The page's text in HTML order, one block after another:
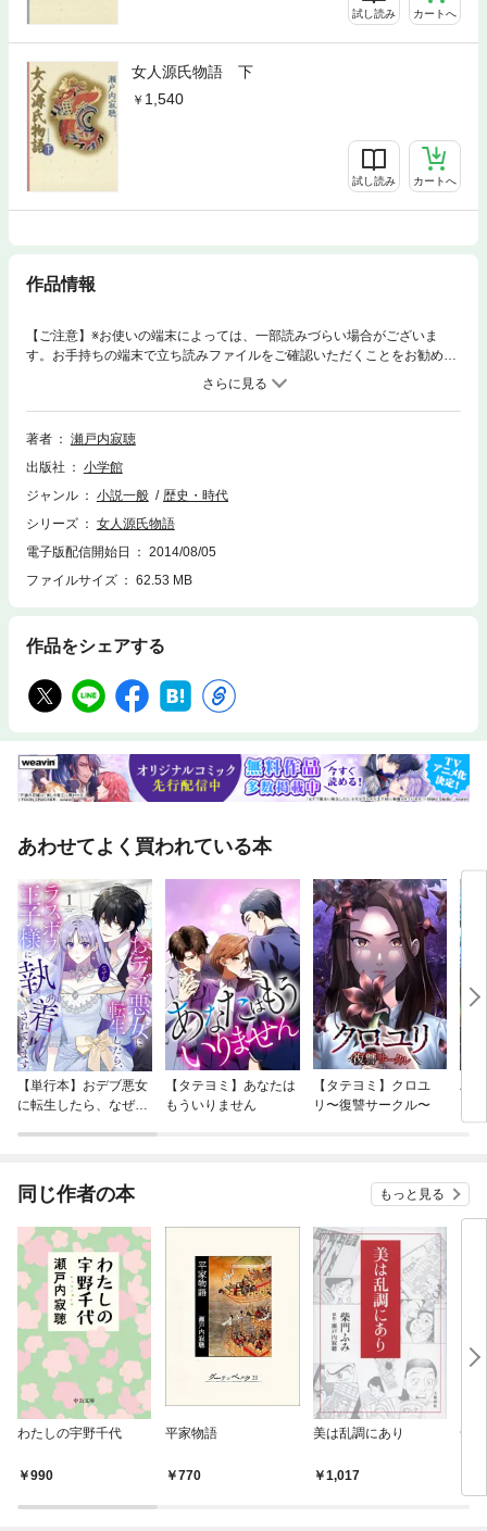
試し読み カートへ
女人源氏物語 下
1,540
試し読み カートへ
作品情報
【ご注意】※お使いの端末によっては、一部読みづらい場合がございま
す。お手持ちの端末で立ち読みファイルをご確認いただくことをお勧めし
ます。女三の宮、宇治の大君・中の君、浮舟など、主だった女性たちの登
場で、物語はいよいよ佳境へ。光源氏に愛された多くの女性に焦点をあ
て、彼女らの心情を一人称でつづる千年を隔てた恋愛小説の競作。※この
商品は紙の書籍のページを画像にした電子書籍です。文字サイズだけを拡
イルにより、ご購入前にお手持ちの端末での表示をご確認ください。
著者
瀬戸内寂聴
出版社
小学館
ジャンル
小説一般
歴史・時代
シリーズ
女人源氏物語
電子版配信開始日
2014/08/05
ファイルサイズ
62.53 MB
作品をシェアする
あわせてよく買われている本
【単行本】おデブ悪女
に転生したら、なぜか
【タテヨミ】あなたは
もういりません
【タテヨミ】クロユ
リ〜復讐サークル〜
バ
今
同じ作者の本 もっと見る
わたしの宇野千代
990
平家物語
770
美は乱調にあり
1,017
命